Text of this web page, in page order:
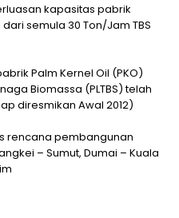
kapasitas pabrik
semula 30 Ton/Jam TBS
Palm Kernel Oil (PKO)
Biomassa (PLTBS) telah
diresmikan Awal 2012)
rencana pembangunan
– Sumut, Dumai – Kuala